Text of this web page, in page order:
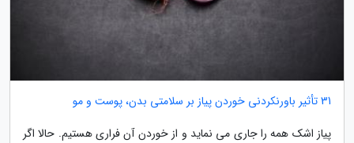
31 تأثیر باورنکردنی خوردن پیاز بر سلامتی بدن، پوست و مو
پیاز اشک همه را جاری می نماید و از خوردن آن فراری هستیم. حالا اگر